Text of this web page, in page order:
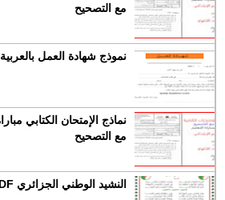
مع التصحيح
نموذج شهادة العمل بالعربية word
مع التصحيح
النشيد الوطني الجزائري PDF